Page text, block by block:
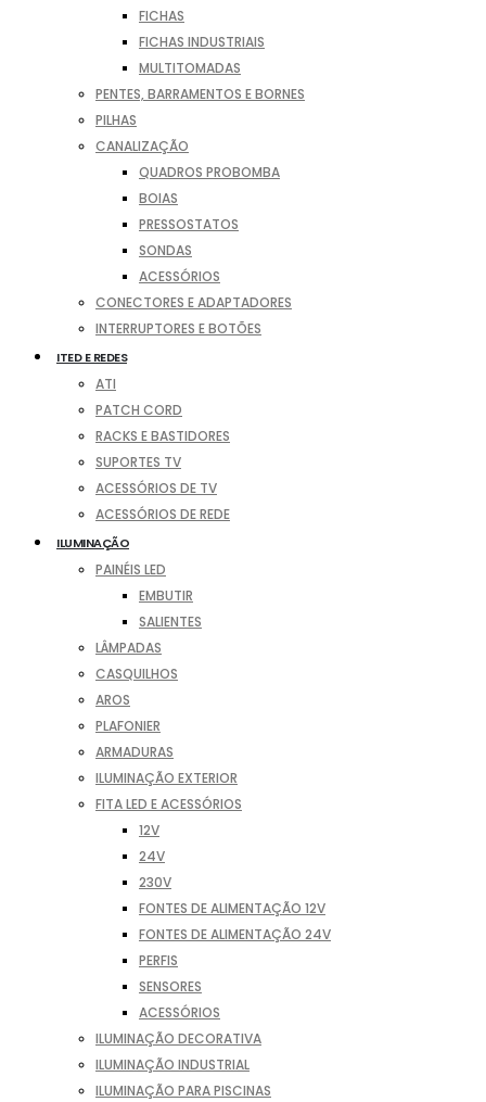
FICHAS
FICHAS INDUSTRIAIS
MULTITOMADAS
PENTES, BARRAMENTOS E BORNES
PILHAS
CANALIZAÇÃO
QUADROS PROBOMBA
BOIAS
PRESSOSTATOS
SONDAS
ACESSÓRIOS
CONECTORES E ADAPTADORES
INTERRUPTORES E BOTÕES
ITED E REDES
ATI
PATCH CORD
RACKS E BASTIDORES
SUPORTES TV
ACESSÓRIOS DE TV
ACESSÓRIOS DE REDE
ILUMINAÇÃO
PAINÉIS LED
EMBUTIR
SALIENTES
LÂMPADAS
CASQUILHOS
AROS
PLAFONIER
ARMADURAS
ILUMINAÇÃO EXTERIOR
FITA LED E ACESSÓRIOS
12V
24V
230V
FONTES DE ALIMENTAÇÃO 12V
FONTES DE ALIMENTAÇÃO 24V
PERFIS
SENSORES
ACESSÓRIOS
ILUMINAÇÃO DECORATIVA
ILUMINAÇÃO INDUSTRIAL
ILUMINAÇÃO PARA PISCINAS